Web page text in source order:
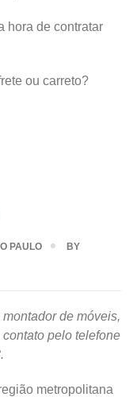
hora de contratar
ou carreto?
PAULO
BY
de móveis,
pelo telefone
metropolitana